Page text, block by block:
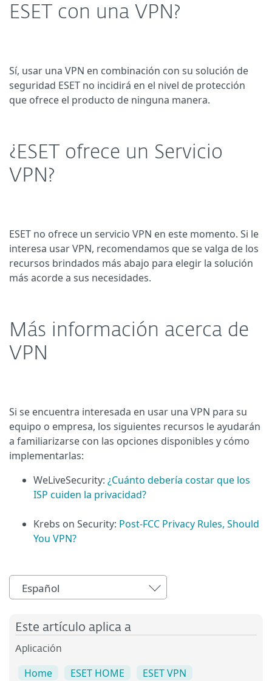
ESET con una VPN?
Sí, usar una VPN en combinación con su solución de
seguridad ESET no incidirá en el nivel de protección
que ofrece el producto de ninguna manera.
¿ESET ofrece un Servicio
VPN?
ESET no ofrece un servicio VPN en este momento. Si le
interesa usar VPN, recomendamos que se valga de los
recursos brindados más abajo para elegir la solución
más acorde a sus necesidades.
Más información acerca de
VPN
Si se encuentra interesada en usar una VPN para su
equipo o empresa, los siguientes recursos le ayudarán
a familiarizarse con las opciones disponibles y cómo
implementarlas:
WeLiveSecurity: ¿Cuánto debería costar que los
ISP cuiden la privacidad?
Krebs on Security: Post-FCC Privacy Rules, Should
You VPN?
Español
Este artículo aplica a
Aplicación
Home ESET HOME ESET VPN